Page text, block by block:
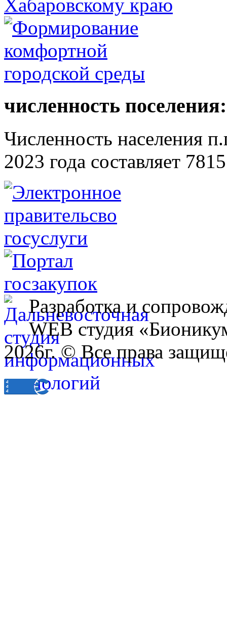
численность поселения:
Численность населения
2023 года составляет
Разработка и
WEB студия
2026г. © Все права